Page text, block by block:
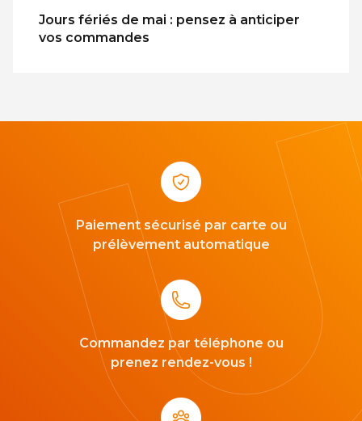
Jours fériés de mai : pensez à anticiper
vos commandes
Paiement sécurisé par carte ou
prélèvement automatique
Commandez par téléphone ou
prenez rendez-vous !